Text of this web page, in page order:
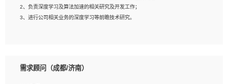
6、具备良好的客户意识与沟通能力，善于学习思考、创新与团队协作，认真负责、
执行力与抗压力强。
2、负责深度学习及算法加速的相关研究及开发工作；
3、进行公司相关业务的深度学习等前瞻技术研究。
2、2年以上图像处理开发经验，熟悉python和spark开发；
需求顾问（成都/济南）